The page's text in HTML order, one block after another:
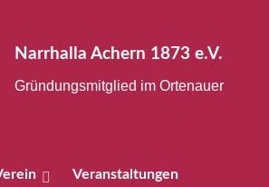
Narrhalla Achern 1873 e.V.
Gründungsmitglied im Ortenauer
Veranstaltungen